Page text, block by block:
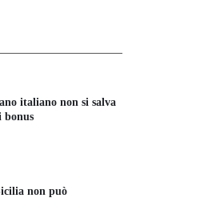
italiano non si salva
bonus
non può